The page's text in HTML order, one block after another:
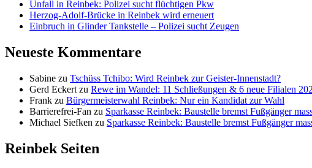
Unfall in Reinbek: Polizei sucht flüchtigen Pkw
Herzog-Adolf-Brücke in Reinbek wird erneuert
Einbruch in Glinder Tankstelle – Polizei sucht Zeugen
Neueste Kommentare
Sabine zu Tschüss Tchibo: Wird Reinbek zur Geister-Innenstadt?
Gerd Eckert zu Rewe im Wandel: 11 Schließungen & 6 neue Filialen
Frank zu Bürgermeisterwahl Reinbek: Nur ein Kandidat zur Wahl
Barrierefrei-Fan zu Sparkasse Reinbek: Baustelle bremst Fußgänger
Michael Siefken zu Sparkasse Reinbek: Baustelle bremst Fußgänger
Reinbek Seiten